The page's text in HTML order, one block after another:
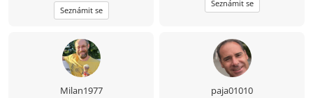
a nechci opustit děti . Prostě
potřebuji utéct od stereotypu
Seznámit se
Seznámit se
Milan1977 paja01010